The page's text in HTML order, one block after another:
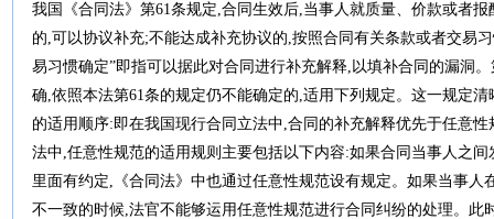
我国《合同法》第61条规定,合同生效后,当事人就质量、价款或者
的,可以协议补充;不能达成补充协议的,按照合同有关条款或者交易
易习惯确定”即指可以据此对合同进行补充解释,以填补合同的漏洞
确,依照本法第61条的规定仍不能确定的,适用下列规定。这一规定
的适用顺序:即在我国现行合同立法中,合同的补充解释优先于任意
法中,任意性规范的适用规则主要包括以下内容:如果合同当事人之
里面有约定,《合同法》中也通过任意性规范设有规定。如果当事
不一致的时候,法官不能够运用任意性规范进行合同纠纷的处理。